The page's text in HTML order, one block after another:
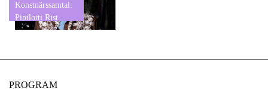
Konstnärssamtal:
Pipilotti Rist
PROGRAM